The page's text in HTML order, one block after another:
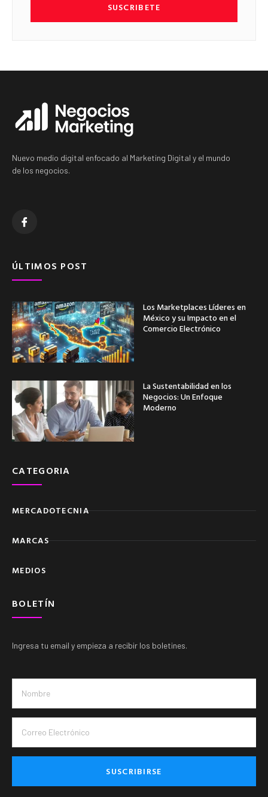
SUSCRIBETE
Nuevo medio digital enfocado al Marketing Digital y el mundo
de los negocios.
ÚLTIMOS POST
Los Marketplaces Líderes en
México y su Impacto en el
Comercio Electrónico
La Sustentabilidad en los
Negocios: Un Enfoque
Moderno
CATEGORIA
MERCADOTECNIA
MARCAS
MEDIOS
BOLETÍN
Ingresa tu email y empieza a recibir los boletines.
SUSCRIBIRSE